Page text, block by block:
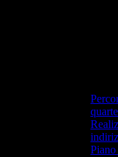
Piano